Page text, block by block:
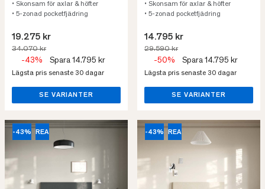
• Skonsam för axlar & höfter
• 5-zonad pocketfjädring
19.275 kr
34.070 kr
-43% Spara 14.795 kr
Lägsta pris senaste 30 dagar
SE VARIANTER
• Skonsam för axlar & höfter
• 5-zonad pocketfjädring
14.795 kr
29.590 kr
-50% Spara 14.795 kr
Lägsta pris senaste 30 dagar
SE VARIANTER
-43% REA -43% REA